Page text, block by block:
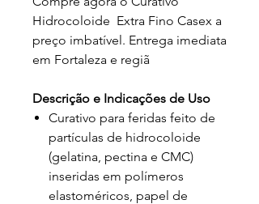
Hidrocoloide Extra Fino Casex a
preço imbatível. Entrega imediata
em Fortaleza e regiã
Descrição e Indicações de Uso
Curativo para feridas feito de
partículas de hidrocoloide
(gelatina, pectina e CMC)
inseridas em polímeros
elastoméricos, papel de